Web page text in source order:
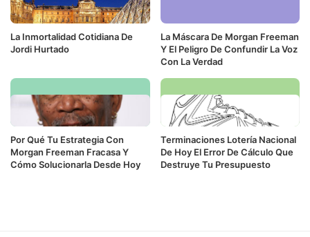
La Inmortalidad Cotidiana De
Jordi Hurtado
La Máscara De Morgan Freeman
Y El Peligro De Confundir La Voz
Con La Verdad
Por Qué Tu Estrategia Con
Morgan Freeman Fracasa Y
Cómo Solucionarla Desde Hoy
Terminaciones Lotería Nacional
De Hoy El Error De Cálculo Que
Destruye Tu Presupuesto